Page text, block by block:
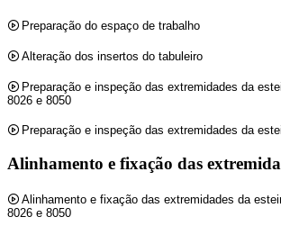
Preparação do espaço de trabalho
Alteração dos insertos do tabuleiro
Preparação e inspeção das extremidades da
8026 e 8050
Preparação e inspeção das extremidades da
Alinhamento e fixação das
Alinhamento e fixação das extremidades da
8026 e 8050